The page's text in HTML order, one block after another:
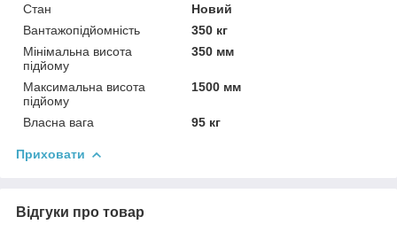
Стан
Новий
Вантажопідйомність
350 кг
Мінімальна висота
підйому
350 мм
Максимальна висота
підйому
1500 мм
Власна вага 95 кг
Приховати
Відгуки про товар